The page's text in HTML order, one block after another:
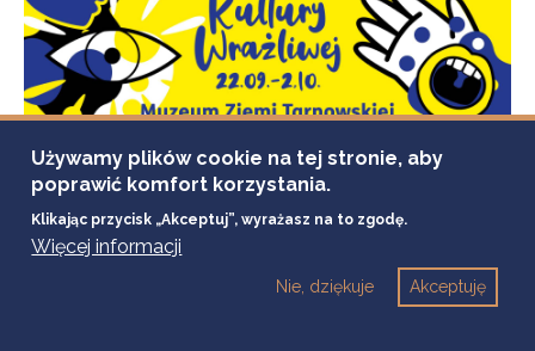
Używamy plików cookie na tej stronie, aby
poprawić komfort korzystania.
Klikając przycisk „Akceptuj”, wyrażasz na to zgodę.
Więcej informacji
Akceptuję
Nie, dziękuje